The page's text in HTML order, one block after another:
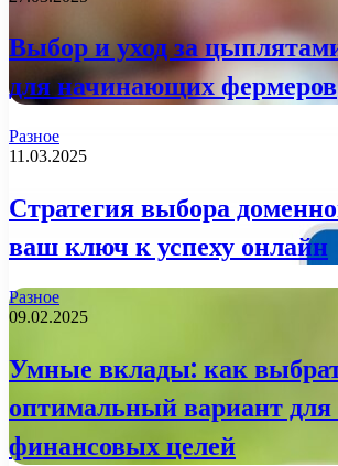
Выбор и уход за
для начинающих фермеров
Разное
11.03.2025
Стратегия выбора
ваш ключ к успеху онлайн
Разное
09.02.2025
Умные вклады: как
оптимальный вариант
финансовых целей